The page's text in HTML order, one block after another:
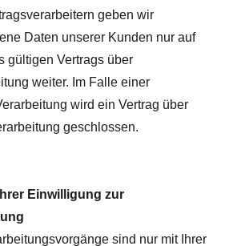
geben wir
Daten unserer Kunden nur auf
gültigen Vertrags über
weiter. Im Falle einer
wird ein Vertrag über
geschlossen.
Einwilligung zur
sind nur mit Ihrer